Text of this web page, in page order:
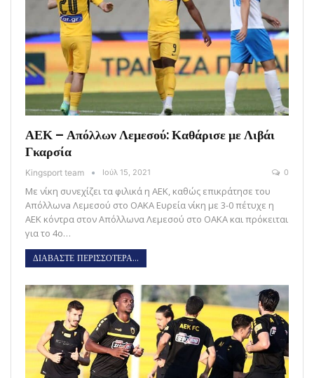
ΑΕΚ – Απόλλων Λεμεσού: Καθάρισε με Λιβάι
Γκαρσία
Kingsport team Ιούλ 15, 2021 0
Με νίκη συνεχίζει τα φιλικά η ΑΕΚ, καθώς επικράτησε του
Απόλλωνa Λεμεσού στο ΟΑΚΑ Ευρεία νίκη με 3-0 πέτυχε η
ΑΕΚ κόντρα στον Απόλλωνα Λεμεσού στο ΟΑΚΑ και πρόκειται
για το 4ο…
ΔΙΑΒΑΣΤΕ ΠΕΡΙΣΣΟΤΕΡΑ...